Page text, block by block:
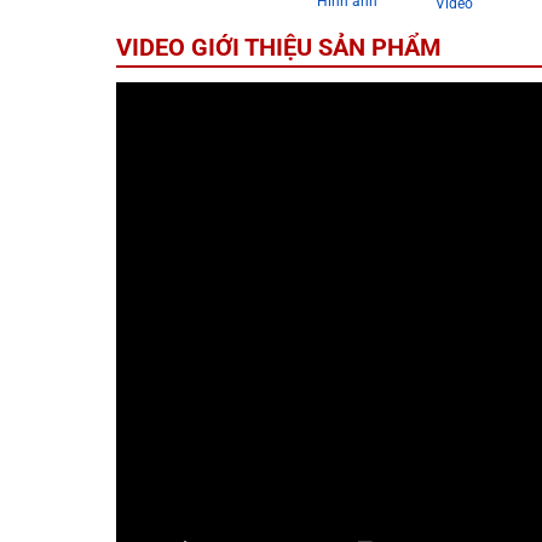
Video
VIDEO GIỚI THIỆU SẢN PHẨM